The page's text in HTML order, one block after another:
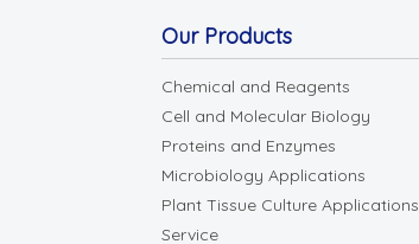
Our Products
Chemical and Reagents
Cell and Molecular Biology
Proteins and Enzymes
Microbiology Applications
Plant Tissue Culture Applications
Service